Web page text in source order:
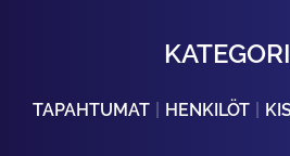
TAPAHTUMAT HENKILÖT